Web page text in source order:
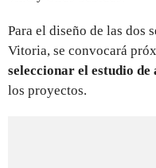
Para el diseño de las dos
Vitoria, se convocará
seleccionar el estudio
los proyectos.